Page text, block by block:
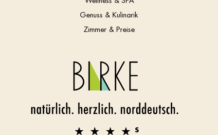
Genuss & Kulinarik
Zimmer & Preise